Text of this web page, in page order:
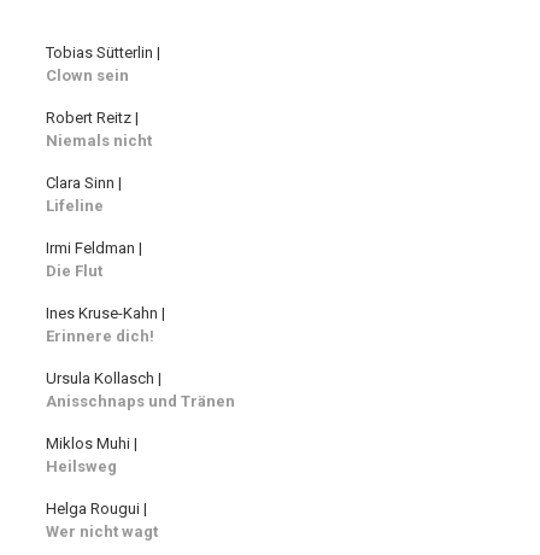
Tobias Sütterlin |
Clown sein
Robert Reitz |
Niemals nicht
Clara Sinn |
Lifeline
Irmi Feldman |
Die Flut
Ines Kruse-Kahn |
Erinnere dich!
Ursula Kollasch |
Anisschnaps und Tränen
Miklos Muhi |
Heilsweg
Helga Rougui |
Wer nicht wagt